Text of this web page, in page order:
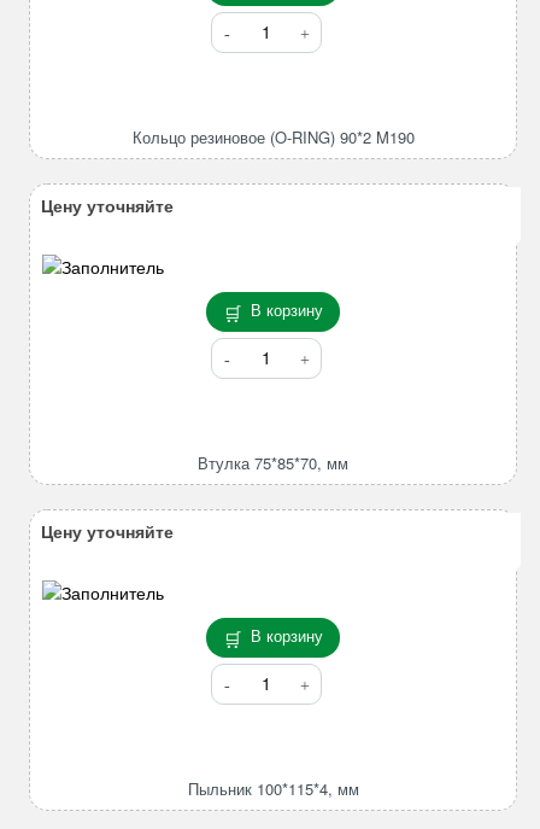
Количество
товара
RING)
Кольцо резиновое (O-RING) 90*2 M190
В корзину
Количество
товара
Втулка 75*85*70, мм
Цену уточняйте
В корзину
Количество
товара
Пыльник 100*115*4, мм
Цену уточняйте